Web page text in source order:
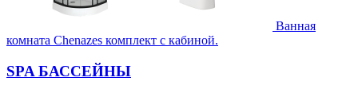
Ванная
комната Chenazes комплект с кабиной.
SPA БАССЕЙНЫ